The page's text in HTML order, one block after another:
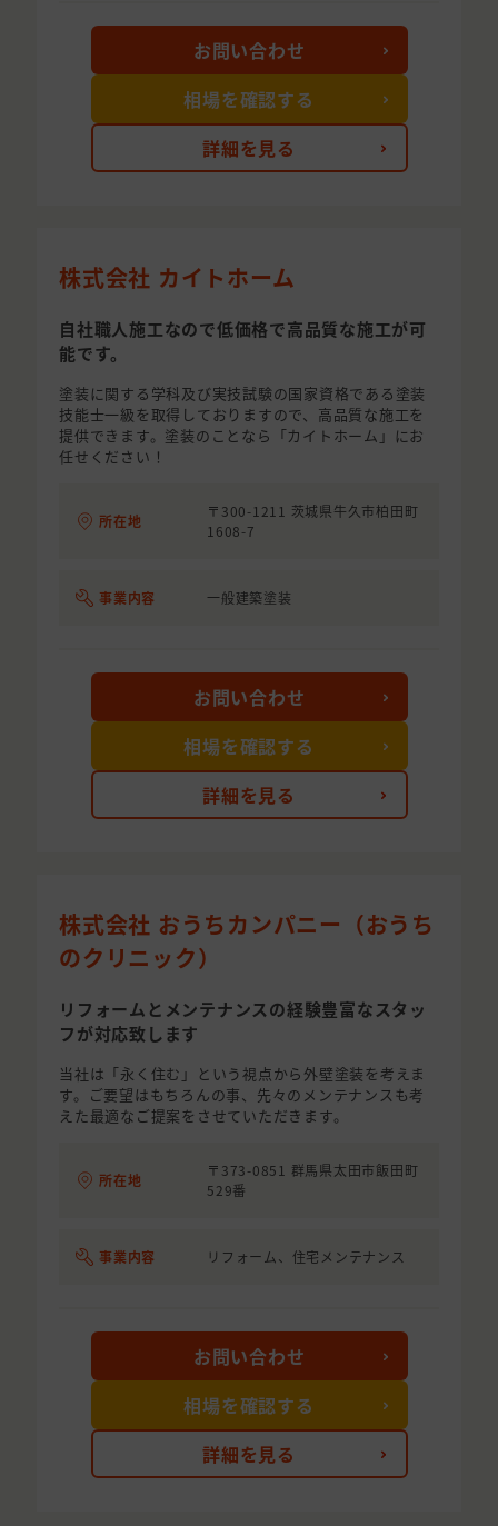
詳細を見る
お問い合わせ
相場を確認する
株式会社 カイトホーム
自社職人施工なので低価格で高品質な施工が可
能です。
塗装に関する学科及び実技試験の国家資格である塗装
技能士一級を取得しておりますので、高品質な施工を
提供できます。塗装のことなら「カイトホーム」にお
任せください！
所在地
〒300-1211 茨城県牛久市柏田町
1608-7
事業内容 一般建築塗装
詳細を見る
お問い合わせ
相場を確認する
株式会社 おうちカンパニー（おうち
のクリニック）
リフォームとメンテナンスの経験豊富なスタッ
フが対応致します
当社は「永く住む」という視点から外壁塗装を考えま
す。ご要望はもちろんの事、先々のメンテナンスも考
えた最適なご提案をさせていただきます。
所在地
〒373-0851 群馬県太田市飯田町
529番
事業内容 リフォーム、住宅メンテナンス
詳細を見る
お問い合わせ
相場を確認する